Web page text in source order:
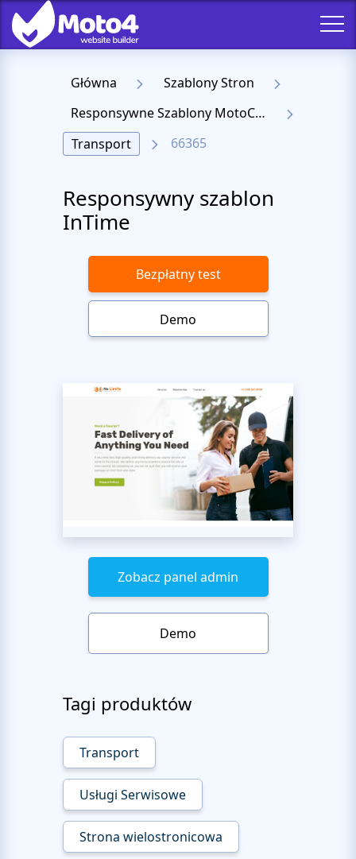
Główna
Szablony Stron
Responsywne Szablony MotoCMS 3
Transport
66365
Responsywny szablon
InTime
Bezpłatny test
Demo
Zobacz panel admin
Demo
Tagi produktów
Transport
Usługi Serwisowe
Strona wielostronicowa